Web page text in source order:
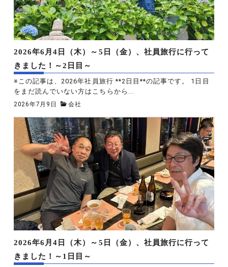
2026年6月4日（木）～5日（金）、社員旅行に行って
きました！～2日目～
※この記事は、2026年社員旅行 **2日目**の記事です。 1日目
をまだ読んでいない方はこちらから...
2026年7月9日 会社
2026年6月4日（木）～5日（金）、社員旅行に行って
きました！～1日目～